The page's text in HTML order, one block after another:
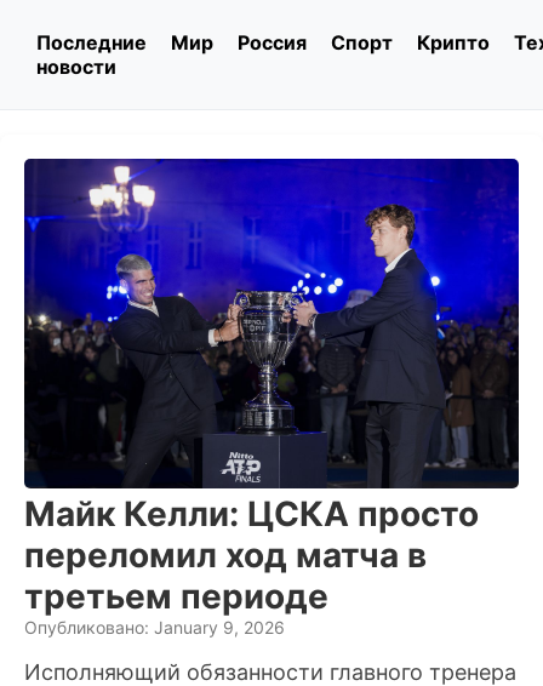
Последние
новости
Мир Россия Спорт Крипто
Майк Келли: ЦСКА просто
переломил ход матча в
третьем периоде
Опубликовано: January 9, 2026
Исполняющий обязанности главного тренера